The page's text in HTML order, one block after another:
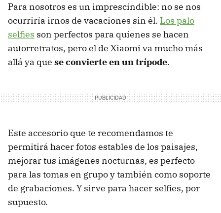
Para nosotros es un imprescindible: no se nos
ocurriría irnos de vacaciones sin él. Los palo
selfies son perfectos para quienes se hacen
autorretratos, pero el de Xiaomi va mucho más
allá ya que se convierte en un trípode.
Este accesorio que te recomendamos te
permitirá hacer fotos estables de los paisajes,
mejorar tus imágenes nocturnas, es perfecto
para las tomas en grupo y también como soporte
de grabaciones. Y sirve para hacer selfies, por
supuesto.